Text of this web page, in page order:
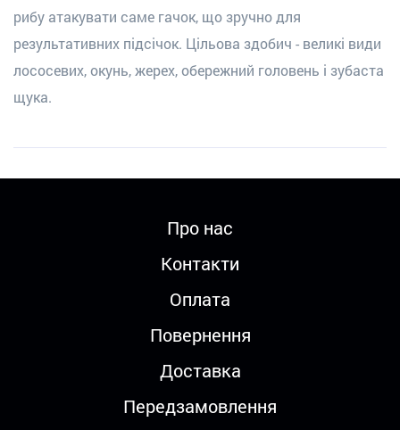
рибу атакувати саме гачок, що зручно для
результативних підсічок. Цільова здобич - великі види
лососевих, окунь, жерех, обережний головень і зубаста
щука.
Про нас
Контакти
Оплата
Повернення
Доставка
Передзамовлення